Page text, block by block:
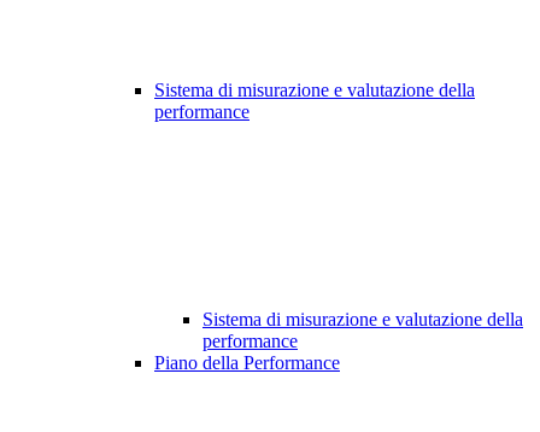
Sistema di misurazione e valutazione della
performance
Sistema di misurazione e valutazione della
performance
Piano della Performance